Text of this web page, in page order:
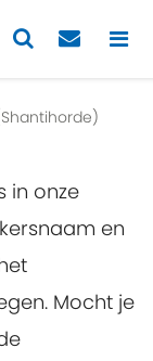
in onze
en
Mocht je